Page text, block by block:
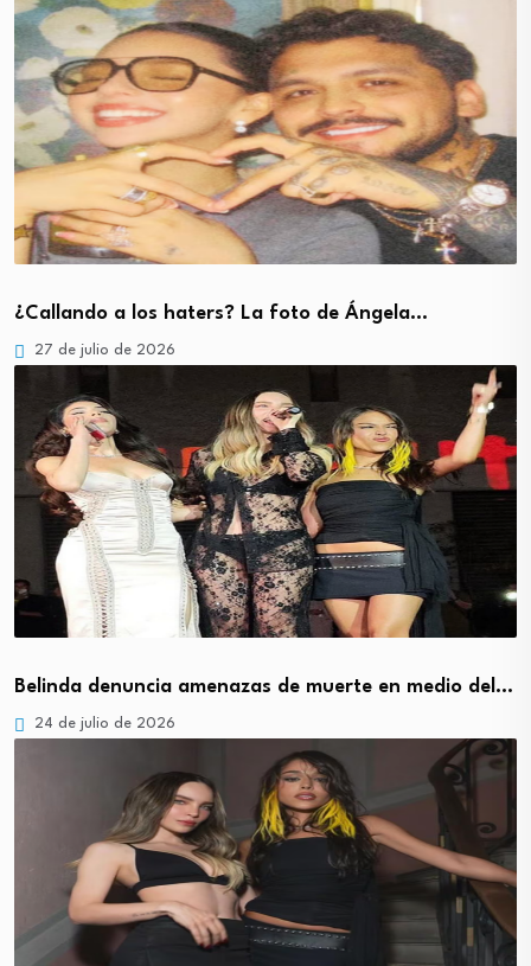
¿Callando a los haters? La foto de Ángela…
27 de julio de 2026
Belinda denuncia amenazas de muerte en medio del…
24 de julio de 2026